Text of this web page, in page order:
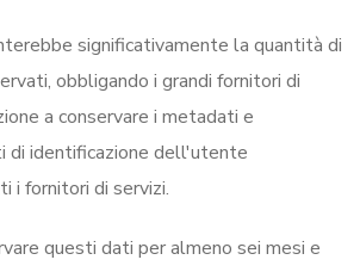
significativamente la quantità di
obbligando i grandi fornitori di
a conservare i metadati e
di identificazione dell'utente
i fornitori di servizi.
questi dati per almeno sei mesi e